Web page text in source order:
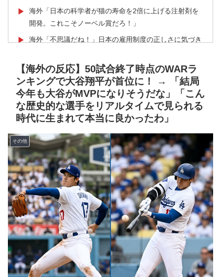
▶
海外「日本の科学者が猫の寿命を2倍に上げる注射剤を
開発。これこそノーベル賞だろ！」
▶
海外「不思議だね！」日本の雇用制度の正しさに気づき
▶
海外「プレミアのレベルか？」ブライトンが上田綺世の
獲得に動き出して海外大騒ぎ！（海外の反応）
▶
海外「日本人はなんて気高いんだ！」 英高級紙も驚愕
した極限の中の日本人の姿に世界が衝撃
▶
海外「今年、夏の暑さが厳しい日本でこんなものが売れ
てるらしい！ｗ」外国人が驚いた日本の商品と
は・・・？【海外の反応】
▶ 韓国人「日本人女性逮捕！ソウルで夜中一人ゴルフクラ
ブ振り回し暴れた理由」
▶ 韓国人「手術中に震度6強の地震、その時の日本の医療
スタッフたちの姿をご覧ください」→「マジで鳥肌立っ
た」「こういう姿は韓国も見習わないと」「あんな状況
なら日本だけではなく韓国の医療関係者も同じように行
動したはずだ」【熊本地震】
▶
裏庭に現れたクマがスカンクに撃退されるまさかの瞬
間！！
【海外の反応】50試合終了時点のWARラ
ンキングで大谷翔平が首位に！ → 「結局
今年も大谷がMVPになりそうだな」「こん
な歴史的な選手をリアルタイムで見られる
時代に生まれて本当に良かったわ」
その他